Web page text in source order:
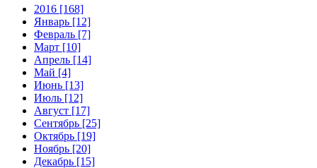
2016 [168]
Январь [12]
Февраль [7]
Март [10]
Апрель [14]
Май [4]
Июнь [13]
Июль [12]
Август [17]
Сентябрь [25]
Октябрь [19]
Ноябрь [20]
Декабрь [15]